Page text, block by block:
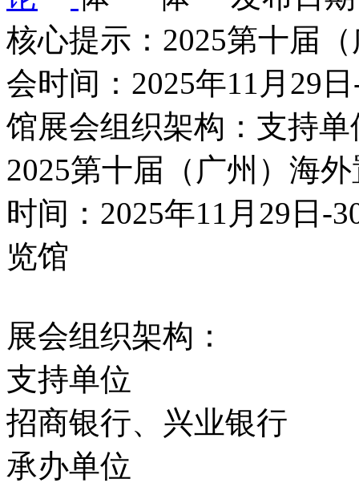
核心提示：2025第十届
会时间：2025年11月29
馆展会组织架构：支持
2025第十届（广州）海
时间：2025年11月29日
览馆
展会组织架构：
支持单位
招商银行、兴业银行
承办单位